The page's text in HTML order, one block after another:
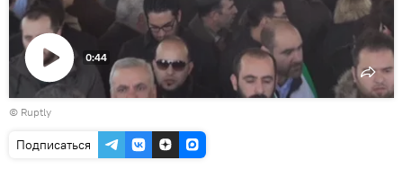
Воспроизвести
видео
0:44
© Ruptly
Подписаться